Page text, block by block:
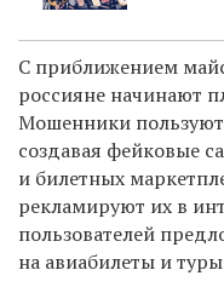
С приближением
россияне начинают
Мошенники
создавая фейковые
и билетных
рекламируют их в
пользователей
на авиабилеты и